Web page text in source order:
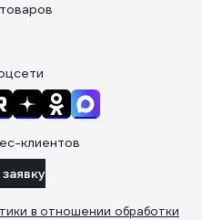
клиентов
в отношении обработки